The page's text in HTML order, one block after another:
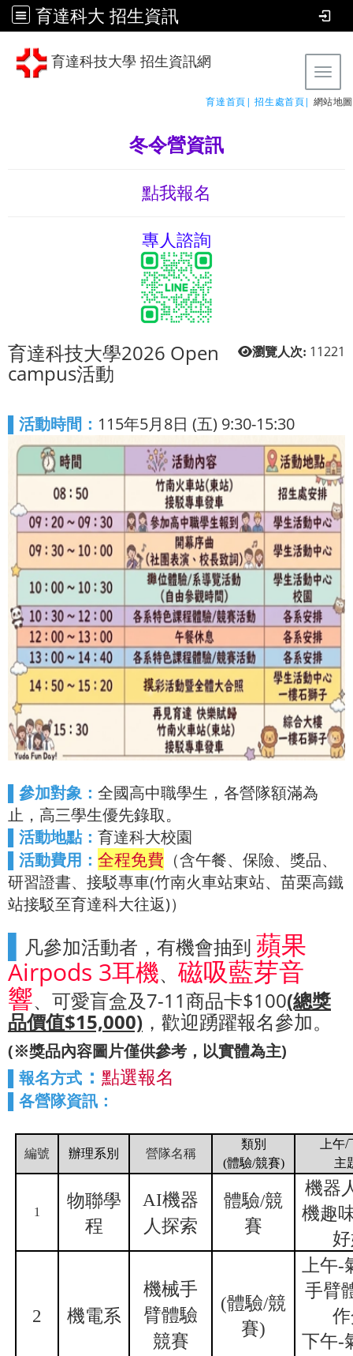
育達科大 招生資訊
育達科技大學 招生資訊網
育達首頁| 招生處首頁| 網站地圖
冬令營資訊
點我報名
專人諮詢
瀏覽人次: 11221
育達科技大學2026 Open
campus活動
▌活動時間： 115年5月8日 (五) 9:30-15:30
▌參加對象： 全國高中職學生，各營隊額滿為
止，高三學生優先錄取。
▌活動地點： 育達科大校園
▌活動費用： 全程免費 （含午餐、保險、獎品、
研習證書、接駁專車(竹南火車站東站、苗栗高鐵
站接駁至育達科大往返)）
凡參加活動者，有機會抽到 蘋果
Airpods 3耳機、 磁吸藍芽音
響、可愛盲盒及7-11商品卡$100(總獎
品價值$15,000) ，歡迎踴躍報名參加。
(※獎品內容圖片僅供參考，以實體為主)
▌報名方式 ： 點選報名
▌各營隊資訊：
編號 辦理系別 營隊名稱
類別
(體驗/競賽)
上午/
主
1
物聯學
程
AI機器
人探索
體驗/競
賽
機器
機趣
2 機電系
機械手
臂體驗
競賽
(體驗/競
賽)
上午-
手臂
下午-